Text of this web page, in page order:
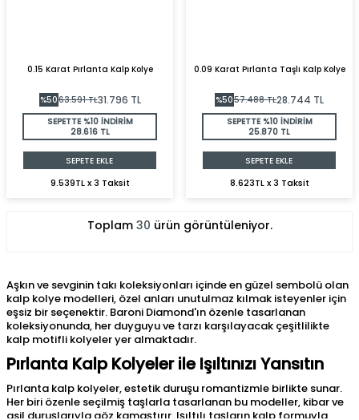
0.15 Karat Pırlanta Kalp Kolye
%5063.591TL31.796 TL
SEPETTE %10 İNDİRİM
28.616 TL
SEPETE EKLE
9.539TL x 3 Taksit
0.09 Karat Pırlanta Taşlı Kalp Kolye
%5057.488TL28.744 TL
SEPETTE %10 İNDİRİM
25.870 TL
SEPETE EKLE
8.623TL x 3 Taksit
Toplam 30 ürün görüntüleniyor.
Aşkın ve sevginin takı koleksiyonları içinde en güzel sembolü olan
kalp kolye modelleri, özel anları unutulmaz kılmak isteyenler için
eşsiz bir seçenektir. Baroni Diamond'ın özenle tasarlanan
koleksiyonunda, her duyguyu ve tarzı karşılayacak çeşitlilikte
kalp motifli kolyeler yer almaktadır.
Pırlanta Kalp Kolyeler ile Işıltınızı Yansıtın
Pırlanta kalp kolyeler, estetik duruşu romantizmle birlikte sunar.
Her biri özenle seçilmiş taşlarla tasarlanan bu modeller, kibar ve
asil duruşlarıyla göz kamaştırır. Işıltılı taşların kalp formuyla